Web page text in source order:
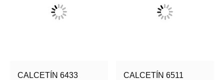
CALCETÍN 6433
CALCETÍN 6511